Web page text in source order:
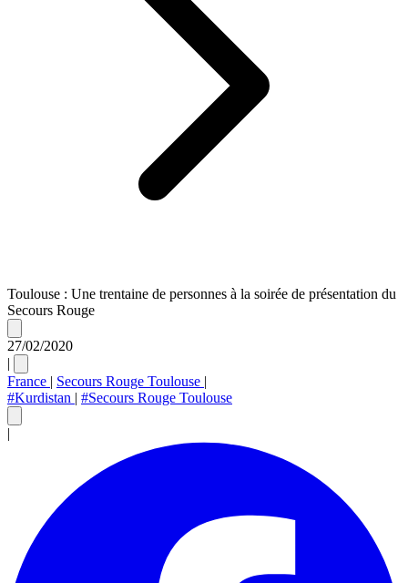
Toulouse : Une trentaine de personnes à la soirée de présentation du
Secours Rouge
27/02/2020
|
France | Secours Rouge Toulouse |
#Kurdistan | #Secours Rouge Toulouse
|